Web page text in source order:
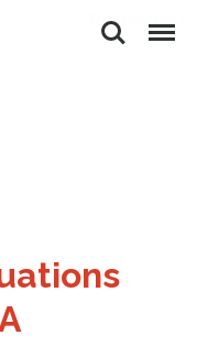
Rechercher
Menu